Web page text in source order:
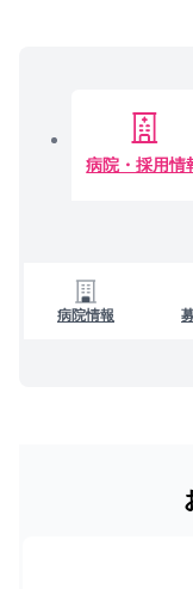
病院・採用情
病院情報